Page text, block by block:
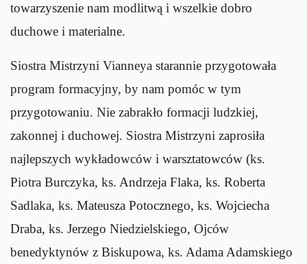
towarzyszenie nam modlitwą i wszelkie dobro
duchowe i materialne.
Siostra Mistrzyni Vianneya starannie przygotowała
program formacyjny, by nam pomóc w tym
przygotowaniu. Nie zabrakło formacji ludzkiej,
zakonnej i duchowej. Siostra Mistrzyni zaprosiła
najlepszych wykładowców i warsztatowców (ks.
Piotra Burczyka, ks. Andrzeja Flaka, ks. Roberta
Sadlaka, ks. Mateusza Potocznego, ks. Wojciecha
Draba, ks. Jerzego Niedzielskiego, Ojców
benedyktynów z Biskupowa, ks. Adama Adamskiego